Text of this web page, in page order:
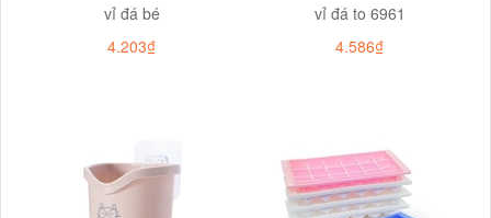
vỉ đá bé
4.203₫
vỉ đá to 6961
4.586₫